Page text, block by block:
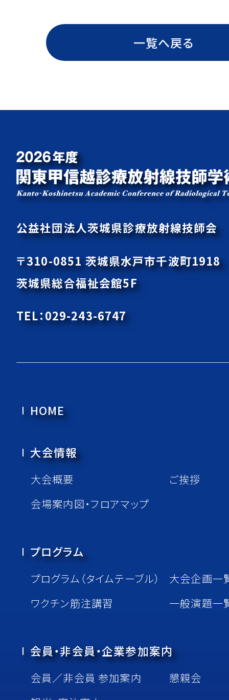
一覧へ戻る
公益社団法人茨城県診療放射線技師会
〒310-0851 茨城県水戸市千波町
茨城県総合福祉会館5F
TEL：029-243-6747
HOME
⼤会情報
⼤会概要
ご挨拶
会場案内図・フロアマップ
プログラム
プログラム（タイムテーブル）
⼤会企画⼀
ワクチン筋注講習
一般演題一
会員・非会員・企業参加案内
会員／⾮会員 参加案内
懇親会